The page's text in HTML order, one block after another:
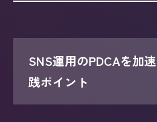
SNS運用のPDCAを加
践ポイント